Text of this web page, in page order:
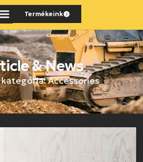
Termékeink
& News
Accessories